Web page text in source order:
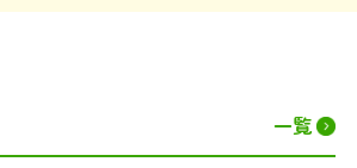
一覧